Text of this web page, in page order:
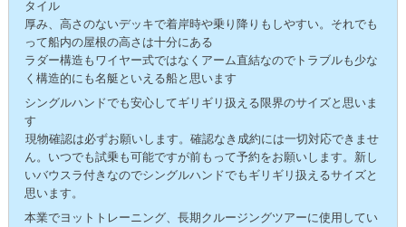
タイル
厚み、高さのないデッキで着岸時や乗り降りもしやすい。それでも
って船内の屋根の高さは十分にある
ラダー構造もワイヤー式ではなくアーム直結なのでトラブルも少な
く構造的にも名艇といえる船と思います
シングルハンドでも安心してギリギリ扱える限界のサイズと思いま
す
現物確認は必ずお願いします。確認なき成約には一切対応できませ
ん。いつでも試乗も可能ですが前もって予約をお願いします。新し
いバウスラ付きなのでシングルハンドでもギリギリ扱えるサイズと
思います。
本業でヨットトレーニング、長期クルージングツアーに使用してい